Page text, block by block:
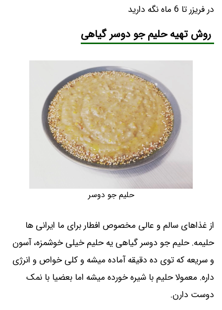
در فریزر تا 6 ماه نگه دارید
روش تهیه حلیم جو دوسر گیاهی
حلیم جو دوسر
از غذاهای سالم و عالی مخصوص افطار برای ما ایرانی ها
حلیمه. حلیم جو دوسر گیاهی یه حلیم خیلی خوشمزه، آسون
و سریعه که توی ده دقیقه آماده میشه و کلی خواص و انرژی
داره. معمولا حلیم با شیره خورده میشه اما بعضیا با نمک
دوست دارن.